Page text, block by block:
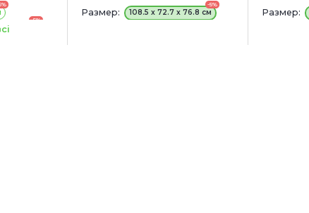
-5%
x 66 см
Размер:
-5%
108.5 x 72.7 x 76.8 см Размер: